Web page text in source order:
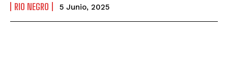
RIO NEGRO 5 Junio, 2025